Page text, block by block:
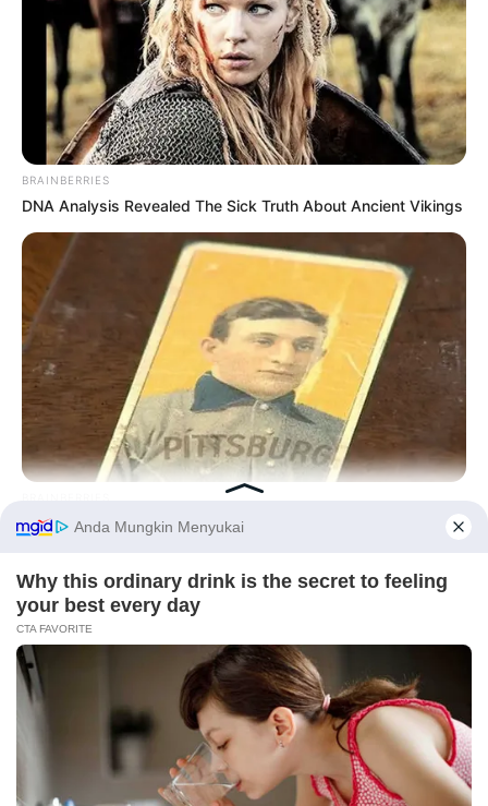
Serem! 9 Chat Ojek Online &
Pelanggan Ini Bikin Auto
Merinding
Bikin Ngakak, 10 Potret
BRAINBERRIES
DNA Analysis Revealed The Sick Truth About Ancient Vikings
The Rarest And Most Valuable Card In The Whole World
Before You Go